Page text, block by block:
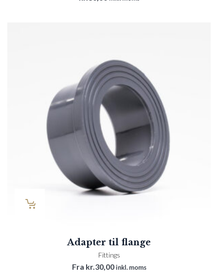
Adapter til flange
Fittings
Fra kr.30,00 inkl. moms